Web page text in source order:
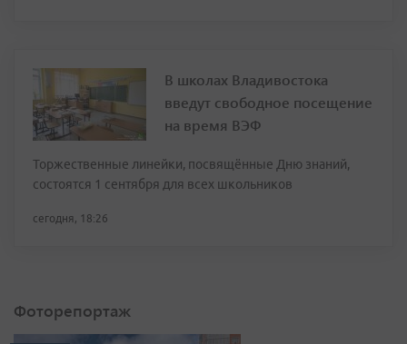
В школах Владивостока
введут свободное посещение
на время ВЭФ
Торжественные линейки, посвящённые Дню знаний,
состоятся 1 сентября для всех школьников
сегодня, 18:26
Фоторепортаж